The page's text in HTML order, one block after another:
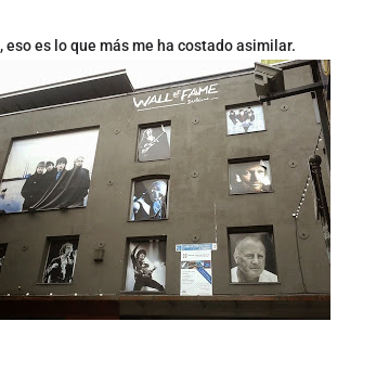
es lo que más me ha costado asimilar.